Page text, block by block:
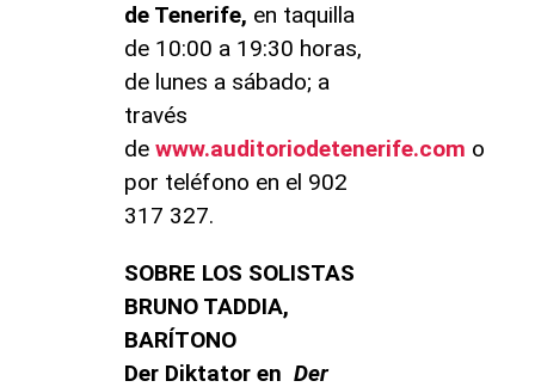
de Tenerife, en taquilla
de 10:00 a 19:30 horas,
de lunes a sábado; a
través
de www.auditoriodetenerife.com o
por teléfono en el 902
317 327.
SOBRE LOS SOLISTAS
BRUNO TADDIA,
BARÍTONO
Der Diktator en Der